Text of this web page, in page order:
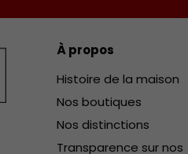
À propos
Histoire de la maison
Nos boutiques
Nos distinctions
Transparence sur nos